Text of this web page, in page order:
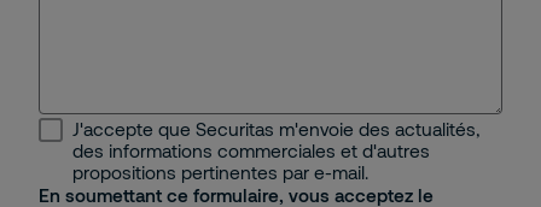
J'accepte que Securitas m'envoie des actualités,
des informations commerciales et d'autres
propositions pertinentes par e-mail.
En soumettant ce formulaire, vous acceptez le